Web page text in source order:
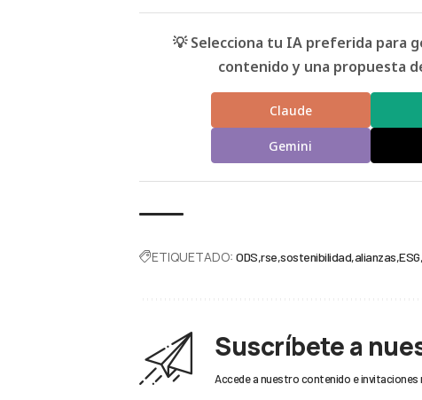
💡 Selecciona tu IA preferida para
contenido y una propuesta
Claude
Gemini
ETIQUETADO: ODS rse sostenibilidad alianzas ESG
Suscríbete a
Accede a nuestro contenido e invitaciones